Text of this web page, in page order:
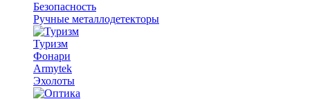
Безопасность
Ручные металлодетекторы
Туризм
Фонари
Armytek
Эхолоты